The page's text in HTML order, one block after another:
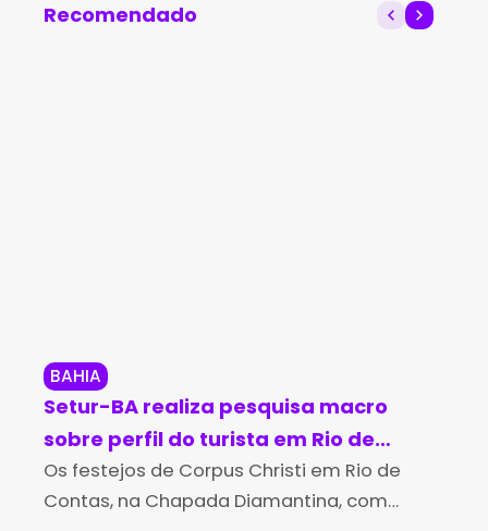
Recomendado
BAHIA
Setur-BA realiza pesquisa macro
sobre perfil do turista em Rio de
Contas e Luís Eduardo Magalhães
Os festejos de Corpus Christi em Rio de
Contas, na Chapada Diamantina, com